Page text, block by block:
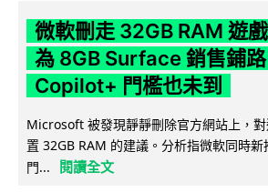
微軟刪走 32GB RAM 遊
為 8GB Surface 銷售鋪
Copilot+ 門檻也未到
Microsoft 被發現靜靜刪除官方網站上，
置 32GB RAM 的建議。分析指微軟同時新
門...
閱讀全文